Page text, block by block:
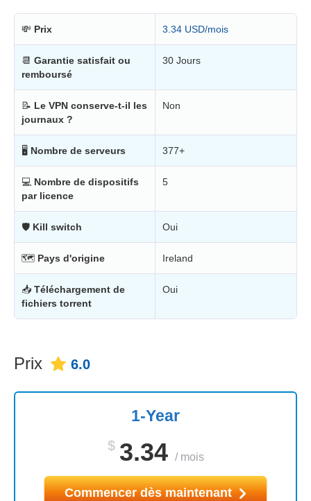
💸 Prix 3.34 USD/mois
📆 Garantie satisfait ou
remboursé
30 Jours
📝 Le VPN conserve-t-il les
journaux ?
Non
🖥 Nombre de serveurs 377+
💻 Nombre de dispositifs
par licence
5
🛡 Kill switch Oui
🗺 Pays d'origine Ireland
📥 Téléchargement de
fichiers torrent
Oui
Prix 6.0
1-Year
$ 3.34 / mois
Commencer dès maintenant